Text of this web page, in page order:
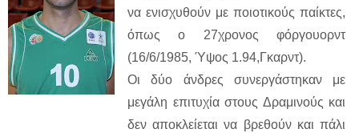
να ενισχυθούν με ποιοτικούς παίκτες,
όπως ο 27χρονος φόργουορντ
(16/6/1985, Ύψος 1.94,Γκαρντ).
Οι δύο άνδρες συνεργάστηκαν με
μεγάλη επιτυχία στους Δραμινούς και
δεν αποκλείεται να βρεθούν και πάλι